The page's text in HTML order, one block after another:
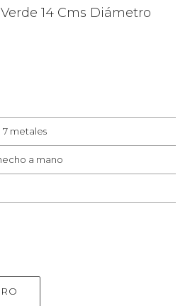
14 Cms Diámetro
metales
a mano